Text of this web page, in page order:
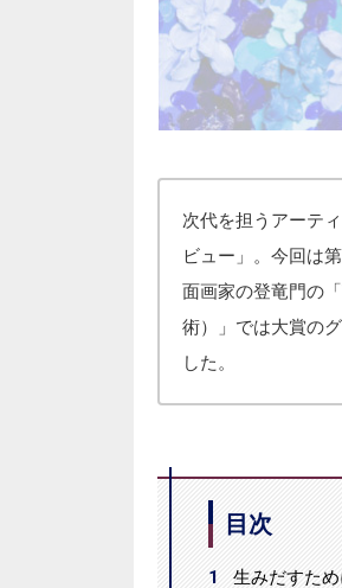
次代を担うアーテ
ビュー」。今回は
面画家の登竜門の
術）」では大賞の
した。
目次
1
生みだすた